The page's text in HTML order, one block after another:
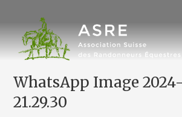
content
WhatsApp Image
21.29.30